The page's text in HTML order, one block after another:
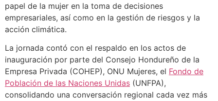
papel de la mujer en la toma de decisiones
empresariales, así como en la gestión de riesgos y la
acción climática.
La jornada contó con el respaldo en los actos de
inauguración por parte del Consejo Hondureño de la
Empresa Privada (COHEP), ONU Mujeres, el Fondo de
Población de las Naciones Unidas (UNFPA),
consolidando una conversación regional cada vez más